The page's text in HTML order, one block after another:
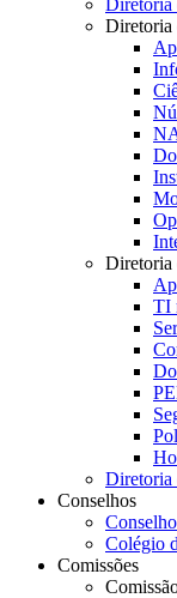
Diretoria
Diretoria
TI
Diretoria
Conselhos
Colégio
Comissões